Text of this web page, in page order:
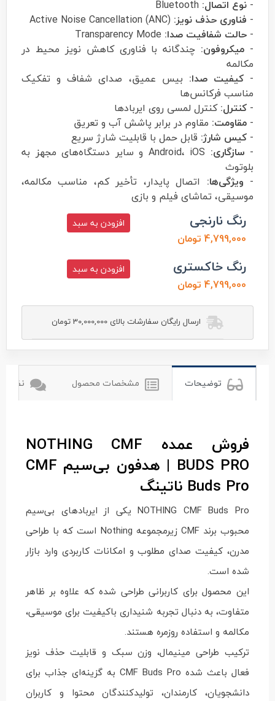
- نوع اتصال:
- فناوری حذف نویز:
- حالت شفافیت صدا:
- میکروفون: چندگانه با فناوری کاهش نویز محیط در
مکالمه
-کیفیت صدا: بیس عمیق، صدای شفاف و تفکیک
مناسب فرکانس‌ها
- کنترل:کنترل لمسی روی ایربادها
- مقاومت: مقاوم در برابر پاشش آب و تعریق
- کیس شارژ: قابل حمل با قابلیت شارژ سریع
- سازگاری:
Android، iOS و سایر دستگاه‌های مجهز به
بلوتوث
- ویژگی‌ها: اتصال پایدار، تأخیر کم، مناسب مکالمه،
موسیقی، تماشای فیلم و بازی
رنگ نارنجی
4,799,000 تومان
افزودن به سبد
رنگ خاکستری
4,799,000 تومان
افزودن به سبد
ارسال رایگان سفارشات بالای 30,000,000 تومان
توضیحات مشخصات محصول نظرات
فروش عمده NOTHING CMF
BUDS PRO | هدفون بی‌سیم CMF
Buds Pro ناتینگ
NOTHING CMF Buds Pro یکی از ایربادهای بی‌سیم
محبوب برند CMF زیرمجموعه Nothing است که با طراحی
مدرن، کیفیت صدای مطلوب و امکانات کاربردی وارد بازار
شده است.
این محصول برای کاربرانی طراحی شده که علاوه بر ظاهر
متفاوت، به دنبال تجربه شنیداری باکیفیت برای موسیقی،
مکالمه و استفاده روزمره هستند.
ترکیب طراحی مینیمال، وزن سبک و قابلیت حذف نویز
فعال باعث شده CMF Buds Pro به گزینه‌ای جذاب برای
دانشجویان، کارمندان، تولیدکنندگان محتوا و کاربران